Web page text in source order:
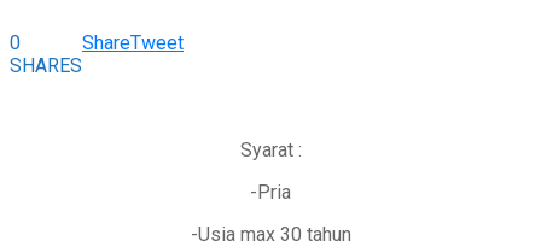
0
SHARES
ShareTweet
Syarat :
-Pria
-Usia max 30 tahun